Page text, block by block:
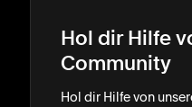
Hol dir Hilfe
Community
Hol dir Hilfe von